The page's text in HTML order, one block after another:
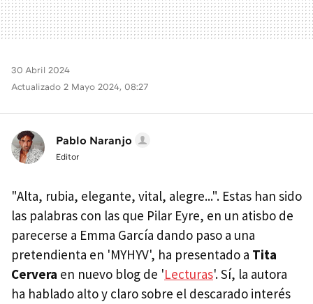
30 Abril 2024
Actualizado 2 Mayo 2024, 08:27
Pablo Naranjo
Editor
"Alta, rubia, elegante, vital, alegre...". Estas han sido
las palabras con las que Pilar Eyre, en un atisbo de
parecerse a Emma García dando paso a una
pretendienta en 'MYHYV', ha presentado a Tita
Cervera en nuevo blog de 'Lecturas'. Sí, la autora
ha hablado alto y claro sobre el descarado interés